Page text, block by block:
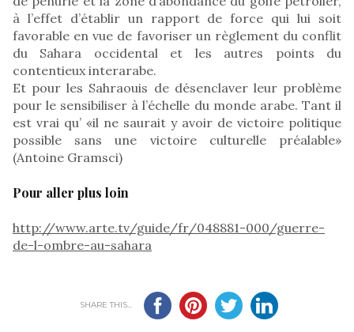
à l’effet d’établir un rapport de force qui lui soit
favorable en vue de favoriser un règlement du conflit
du Sahara occidental et les autres points du
contentieux interarabe.
Et pour les Sahraouis de désenclaver leur problème
pour le sensibiliser à l’échelle du monde arabe. Tant il
est vrai qu’ «il ne saurait y avoir de victoire politique
possible sans une victoire culturelle préalable»
(Antoine Gramsci)
Pour aller plus loin
http://www.arte.tv/guide/fr/048881-000/guerre-
de-l-ombre-au-sahara
SHARE THIS...